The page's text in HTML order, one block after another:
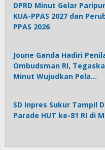
DPRD Minut Gelar
KUA-PPAS 2027 dan
PPAS 2026
Joune Ganda Hadiri
Ombudsman RI,
Minut Wujudkan Pela…
SD Inpres Sukur Tampil
Parade HUT ke-81 RI di